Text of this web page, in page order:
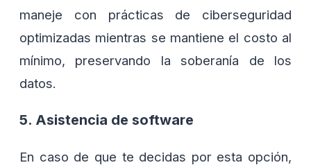
maneje con prácticas de ciberseguridad
optimizadas mientras se mantiene el costo al
mínimo, preservando la soberanía de los
datos.
5. Asistencia de software
En caso de que te decidas por esta opción,